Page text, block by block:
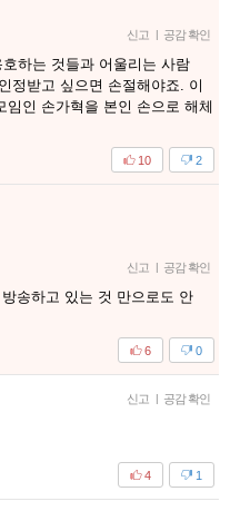
신고 | 공감 확인
하는 것들과 어울리는 사람
정받고 싶으면 손절해야죠. 이
인 손가혁을 본인 손으로 해체
2
10
신고 | 공감 확인
송하고 있는 것 만으로도 안
0
6
신고 | 공감 확인
1
4